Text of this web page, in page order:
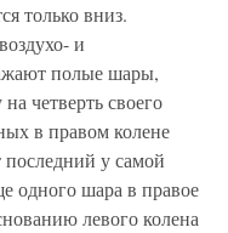
только вниз.
и
полые шары,
четверть своего
в правом колене
у самой
одного шара в правое
левого колена